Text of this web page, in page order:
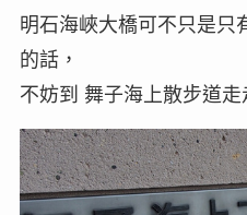
明石海峽大橋可不只是只
的話，
不妨到 舞子海上散步道走